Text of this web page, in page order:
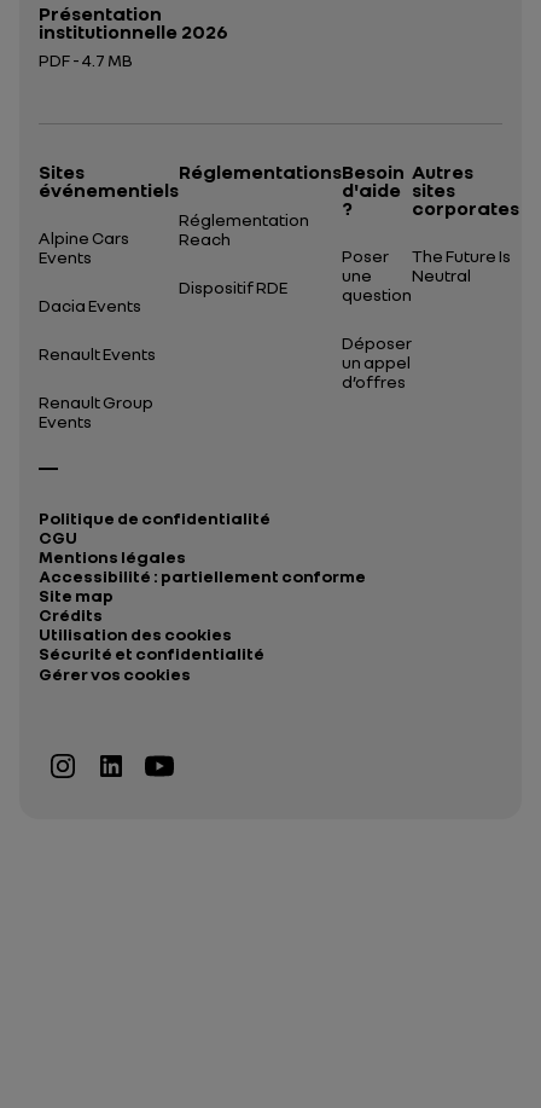
Présentation
institutionnelle 2026
PDF - 4.7 MB
Sites
événementiels
Alpine Cars
Events
Dacia Events
Renault Events
Renault Group
Events
Réglementations
Réglementation
Reach
Dispositif RDE
Besoin
d'aide
?
Poser
une
question
Déposer
un appel
d’offres
Autres
sites
corporates
The Future Is
Neutral
Politique de confidentialité
CGU
Mentions légales
Accessibilité : partiellement conforme
Site map
Crédits
Utilisation des cookies
Sécurité et confidentialité
Gérer vos cookies